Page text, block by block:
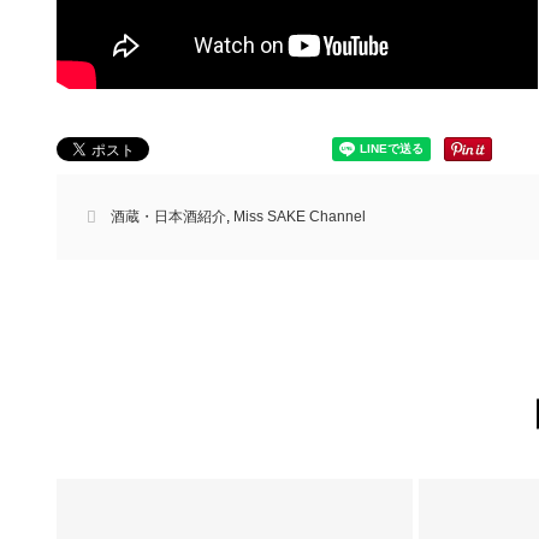
酒蔵・日本酒紹介, Miss SAKE Channel